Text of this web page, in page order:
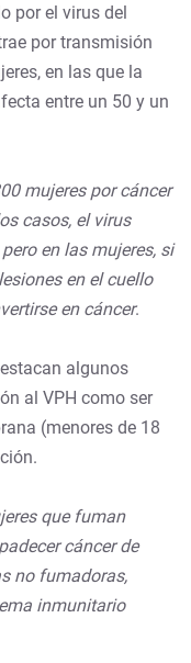
por el virus del
por transmisión
en las que la
entre un 50 y un
mujeres por cáncer
casos, el virus
en las mujeres, si
en el cuello
en cáncer.
algunos
al VPH como ser
(menores de 18
que fuman
cáncer de
no fumadoras,
inmunitario